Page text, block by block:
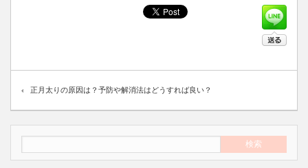
正月太りの原因は？予防や解消法はどうすれば良い？